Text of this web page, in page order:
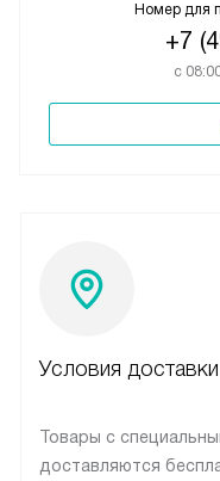
Номер для
+7
с
Условия доставки
Товары с
доставляются